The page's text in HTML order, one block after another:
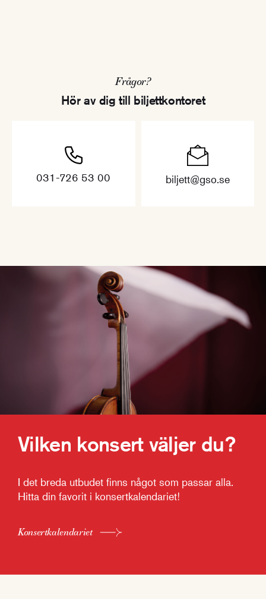
Frågor?
Hör av dig till biljettkontoret
031-726 53 00 biljett@gso.se
Vilken konsert väljer du?
I det breda utbudet finns något som passar alla.
Hitta din favorit i konsertkalendariet!
Konsertkalendariet